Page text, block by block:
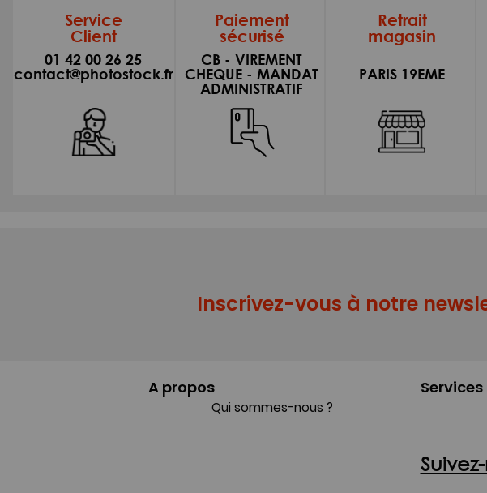
Service
Client
01 42 00 26 25
contact@photostock.fr
Paiement
sécurisé
CB - VIREMENT
CHEQUE - MANDAT
ADMINISTRATIF
Retrait
magasin
PARIS 19EME
Inscrivez-vous à notre
A propos
Qui sommes-nous ?
Services